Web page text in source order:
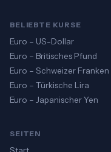
BELIEBTE KURSE
Euro – US-Dollar
Euro – Britisches Pfund
Euro – Schweizer Franken
Euro – Türkische Lira
Euro – Japanischer Yen
SEITEN